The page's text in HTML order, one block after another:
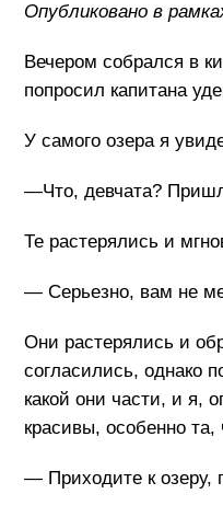
Опубликовано в
Вечером собрался в
попросил капитана
У самого озера я
—Что, девчата?
Те растерялись и
— Серьезно, вам не
Они растерялись и
согласились, однако
какой они части, и я,
красивы, особенно та,
— Приходите к озеру,